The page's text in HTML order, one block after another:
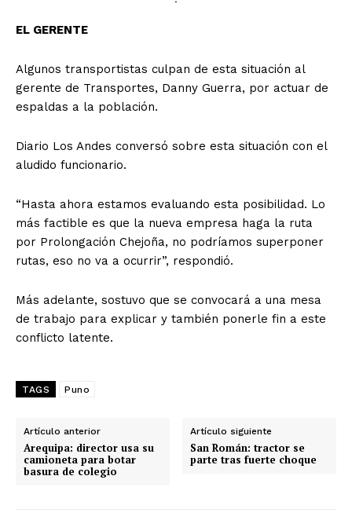
EL GERENTE
Algunos transportistas culpan de esta situación al
gerente de Transportes, Danny Guerra, por actuar de
espaldas a la población.
Diario Los Andes conversó sobre esta situación con el
aludido funcionario.
“Hasta ahora estamos evaluando esta posibilidad. Lo
más factible es que la nueva empresa haga la ruta
por Prolongación Chejoña, no podríamos superponer
rutas, eso no va a ocurrir”, respondió.
Más adelante, sostuvo que se convocará a una mesa
de trabajo para explicar y también ponerle fin a este
conflicto latente.
TAGS Puno
Artículo anterior
Arequipa: director usa su
camioneta para botar
basura de colegio
Artículo siguiente
San Román: tractor se
parte tras fuerte choque